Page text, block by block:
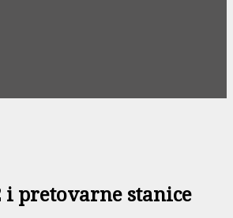
i pretovarne stanice